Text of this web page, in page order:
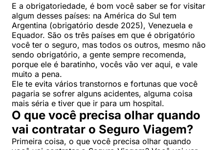
E a obrigatoriedade, é bom você saber se for visitar
algum desses países: na América do Sul tem
Argentina (obrigatório desde 2025), Venezuela e
Equador. São os três países em que é obrigatório
você ter o seguro, mas todos os outros, mesmo não
sendo obrigatório, a gente sempre recomenda,
porque ele é baratinho, vocês vão ver aqui, e vale
muito a pena.
Ele te evita vários transtornos e fortunas que você
pagaria se sofrer alguns acidentes, alguma coisa
mais séria e tiver que ir para um hospital.
O que você precisa olhar quando
vai contratar o Seguro Viagem?
Primeira coisa, o que você precisa olhar quando